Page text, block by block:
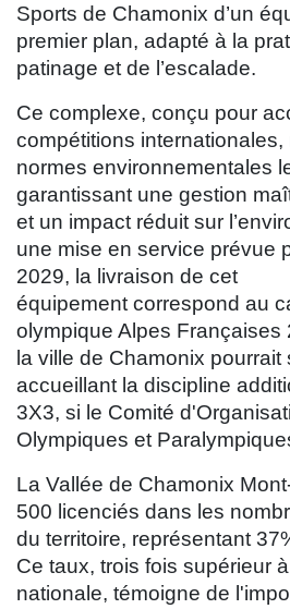
Sports de Chamonix d’un
premier plan, adapté à la
patinage et de l’escalade.
Ce complexe, conçu pour
compétitions internationales,
normes environnementales
garantissant une gestion
et un impact réduit sur
une mise en service prévue
2029, la livraison de cet
équipement correspond au
olympique Alpes Françaises
la ville de Chamonix pourrait
accueillant la discipline
3X3, si le Comité
Olympiques et
La Vallée de Chamonix
500 licenciés dans les
du territoire, représentant
Ce taux, trois fois supérieur
nationale, témoigne de